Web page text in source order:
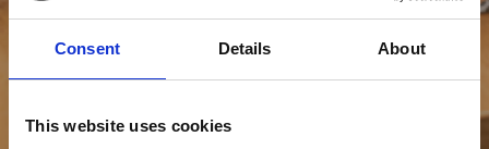
Consent Details About
This website uses cookies